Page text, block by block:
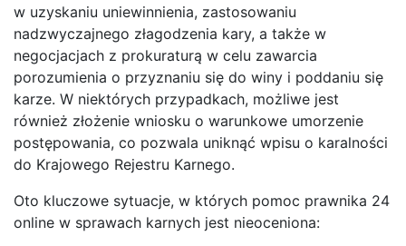
w uzyskaniu uniewinnienia, zastosowaniu
nadzwyczajnego złagodzenia kary, a także w
negocjacjach z prokuraturą w celu zawarcia
porozumienia o przyznaniu się do winy i poddaniu się
karze. W niektórych przypadkach, możliwe jest
również złożenie wniosku o warunkowe umorzenie
postępowania, co pozwala uniknąć wpisu o karalności
do Krajowego Rejestru Karnego.
Oto kluczowe sytuacje, w których pomoc prawnika 24
online w sprawach karnych jest nieoceniona: